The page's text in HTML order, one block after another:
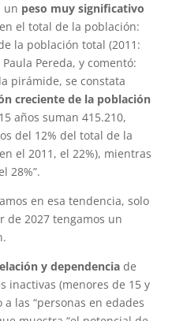
un peso muy significativo
el total de la población:
la población total (2011:
Pereda, y comentó:
pirámide, se constata
creciente de la población
años suman 415.210,
del 12% del total de la
el 2011, el 22%), mientras
28%”.
en esa tendencia, solo
de 2027 tengamos un
y dependenciade
inactivas (menores de 15 y
a las “personas en edades